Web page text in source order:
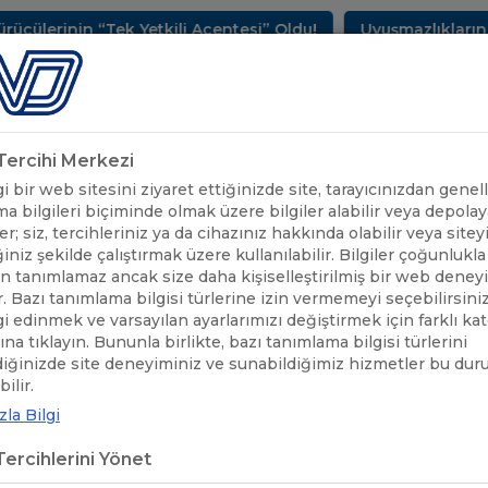
Yetkili Acentesi” Oldu! Uyuşmazlıkların Çözüm
SEKTÖREL BİLGİLER UND YAYINLARI
UND'DEN
HABERLER
UND, TÜRKİYE-AB İŞ DÜNYASI DİYALOĞU
TÜRKİYE-AB İŞ DÜNYASI
Merkezi
bir web sitesini ziyaret ettiğinizde site, tarayıcınızdan
bilgileri biçiminde olmak üzere bilgiler alabilir veya
siz, tercihleriniz ya da cihazınız hakkında olabilir veya siteyi
şekilde çalıştırmak üzere kullanılabilir. Bilgiler
tanımlamaz ancak size daha kişiselleştirilmiş bir web
Bazı tanımlama bilgisi türlerine izin vermemeyi
edinmek ve varsayılan ayarlarımızı değiştirmek için farklı
tıklayın. Bununla birlikte, bazı tanımlama bilgisi türlerini
site deneyiminiz ve sunabildiğimiz hizmetler bu
Bilgi
Yönet